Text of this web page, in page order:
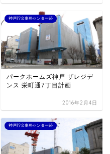
神戸貯金事務センター跡
パークホームズ神戸 ザレジデ
ンス 栄町通7丁目計画
2016年2月4日
神戸貯金事務センター跡